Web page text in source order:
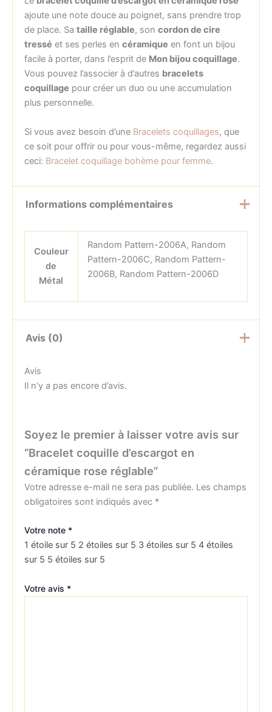
ajoute une note douce au poignet, sans prendre trop
de place. Sa taille réglable, son cordon de cire
tressé et ses perles en céramique en font un bijou
facile à porter, dans l’esprit de Mon bijou coquillage.
Vous pouvez l’associer à d’autres bracelets
coquillage pour créer un duo ou une accumulation
plus personnelle.
Si vous avez besoin d’une Bracelets coquillages, que
ce soit pour offrir ou pour vous-même, regardez aussi
ceci: Bracelet coquillage bohème pour femme.
Informations complémentaires
Couleur
de
Métal
Random Pattern-2006A, Random
Pattern-2006C, Random Pattern-
2006B, Random Pattern-2006D
Avis (0)
Avis
Il n’y a pas encore d’avis.
Soyez le premier à laisser votre avis sur
“Bracelet coquille d’escargot en
céramique rose réglable”
Votre adresse e-mail ne sera pas publiée. Les champs
obligatoires sont indiqués avec *
Votre note *
1 étoile sur 5 2 étoiles sur 5 3 étoiles sur 5 4 étoiles
sur 5 5 étoiles sur 5
Votre avis *